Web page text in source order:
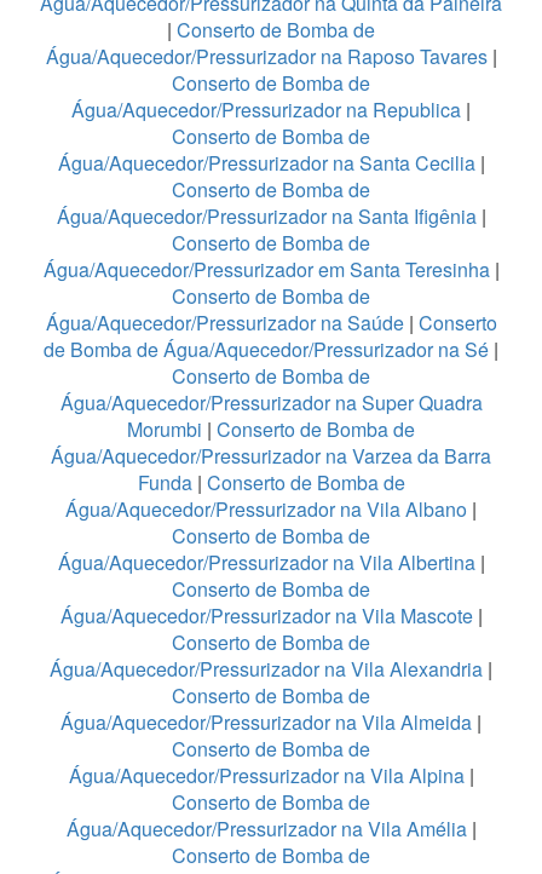
| Conserto de Bomba de
Água/Aquecedor/Pressurizador na Raposo Tavares|
Conserto de Bomba de
Água/Aquecedor/Pressurizador na Republica |
Conserto de Bomba de
Água/Aquecedor/Pressurizador na Santa Cecilia|
Conserto de Bomba de
Água/Aquecedor/Pressurizador na Santa Ifigênia |
Conserto de Bomba de
Água/Aquecedor/Pressurizador em Santa Teresinha|
Conserto de Bomba de
Água/Aquecedor/Pressurizador na Saúde| Conserto
de Bomba de Água/Aquecedor/Pressurizador na Sé |
Conserto de Bomba de
Água/Aquecedor/Pressurizador na Super Quadra
Morumbi | Conserto de Bomba de
Água/Aquecedor/Pressurizador na Varzea da Barra
Funda| Conserto de Bomba de
Água/Aquecedor/Pressurizador na Vila Albano |
Conserto de Bomba de
Água/Aquecedor/Pressurizador na Vila Albertina|
Conserto de Bomba de
Água/Aquecedor/Pressurizador na Vila Mascote|
Conserto de Bomba de
Água/Aquecedor/Pressurizador na Vila Alexandria |
Conserto de Bomba de
Água/Aquecedor/Pressurizador na Vila Almeida |
Conserto de Bomba de
Água/Aquecedor/Pressurizador na Vila Alpina |
Conserto de Bomba de
Água/Aquecedor/Pressurizador na Vila Amélia |
Conserto de Bomba de